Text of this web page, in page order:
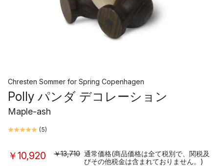
Chresten Sommer for Spring Copenhagen
Polly パンダ デコレーション
Maple-ash
(5)
￥10,920 ￥13,710 通常価格(商品価格は全て税別で、関税及
びその他税金は含まれておりません。)